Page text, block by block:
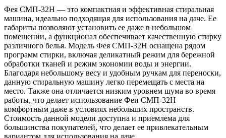
Фея СМП-32Н — это компактная и эффективная стиральная
машина, идеально подходящая для использования на даче. Ее
габариты позволяют установить ее даже в небольшом
помещении, а функционал обеспечивает качественную стирку
различного белья. Модель Фея СМП-32Н оснащена рядом
программ стирки, включая деликатный режим для бережной
обработки тканей и режим экономии воды и энергии.
Благодаря небольшому весу и удобным ручкам для переноски,
данную стиральную машину легко перемещать с места на
место. Также она отличается низким уровнем шума во время
работы, что делает использование Феи СМП-32Н
комфортным даже в условиях небольших пространств.
Стоимость данной модели доступна и приемлема для
большинства покупателей, что делает ее привлекательным